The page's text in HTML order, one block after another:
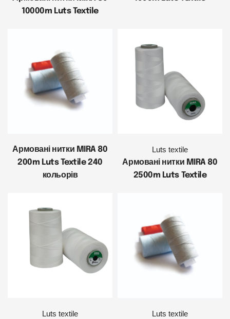
10000m Luts Textile
Армовані нитки MIRA 80
200m Luts Textile 240
кольорів
Luts textile
Армовані нитки MIRA 80
2500m Luts Textile
Luts textile
Luts textile